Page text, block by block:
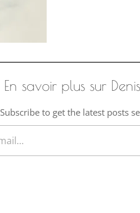
En savoir plus sur
Subscribe to get the latest posts